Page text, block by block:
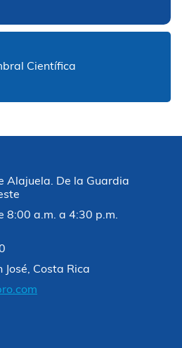
Científica
Alajuela. De la Guardia
8:00 a.m. a 4:30 p.m.
Costa Rica